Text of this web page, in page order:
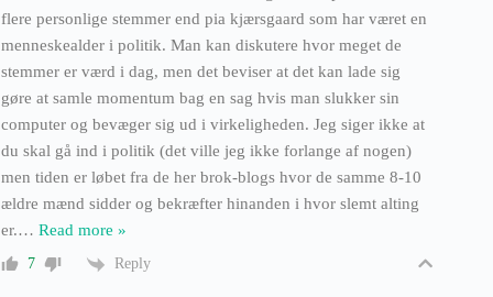
flere personlige stemmer end pia kjærsgaard som har været en
menneskealder i politik. Man kan diskutere hvor meget de
stemmer er værd i dag, men det beviser at det kan lade sig
gøre at samle momentum bag en sag hvis man slukker sin
computer og bevæger sig ud i virkeligheden. Jeg siger ikke at
du skal gå ind i politik (det ville jeg ikke forlange af nogen)
men tiden er løbet fra de her brok-blogs hvor de samme 8-10
ældre mænd sidder og bekræfter hinanden i hvor slemt alting
er.… Read more »
7 Reply